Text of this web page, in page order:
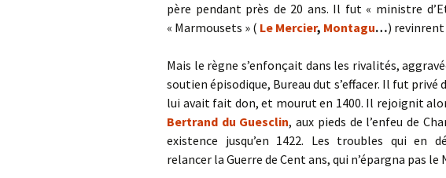
père pendant près de 20 ans. Il fut « ministre
« Marmousets » ( Le Mercier, Montagu…) revinrent
Mais le règne s’enfonçait dans les rivalités,
soutien épisodique, Bureau dut s’effacer. Il fut privé
lui avait fait don, et mourut en 1400. Il rejoignit
Bertrand du Guesclin, aux pieds de l’enfeu de
existence jusqu’en 1422. Les troubles qui en
relancer la Guerre de Cent ans, qui n’épargna pas le